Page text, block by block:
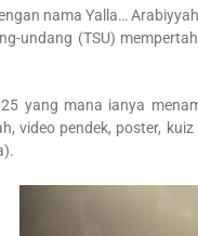
nama Yalla…
undang (TSU)
yang mana ianya
video pendek, poster,